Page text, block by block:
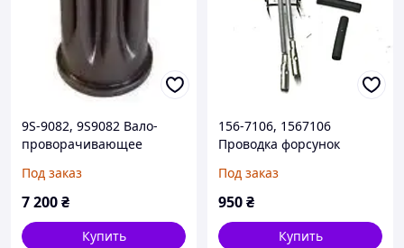
9S-9082, 9S9082 Вало-
проворачивающее
Под заказ
7 200₴
Купить
156-7106, 1567106
Проводка форсунок
Под заказ
950₴
Купить